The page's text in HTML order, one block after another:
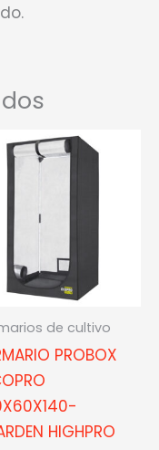
de cultivo
PROBOX
HIGHPRO